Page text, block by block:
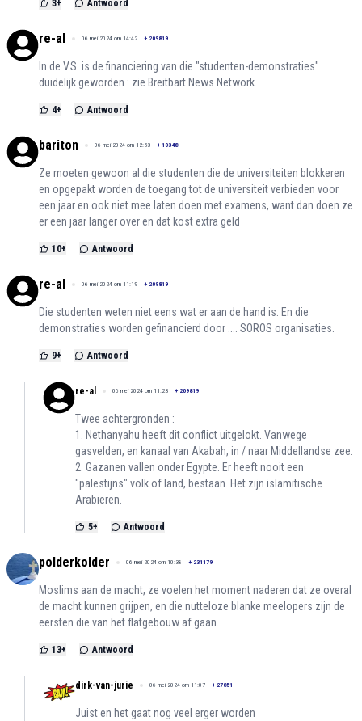
3+ Antwoord
re-al 06 mei 2024 om 14:42 + 209819
In de V.S. is de financiering van die "studenten-demonstraties"
duidelijk geworden : zie Breitbart News Network.
4+ Antwoord
bariton 06 mei 2024 om 12:53 + 10348
Ze moeten gewoon al die studenten die de universiteiten blokkeren
en opgepakt worden de toegang tot de universiteit verbieden voor
een jaar en ook niet mee laten doen met examens, want dan doen ze
er een jaar langer over en dat kost extra geld
10+ Antwoord
re-al 06 mei 2024 om 11:19 + 209819
Die studenten weten niet eens wat er aan de hand is. En die
demonstraties worden gefinancierd door .... SOROS organisaties.
9+ Antwoord
re-al 06 mei 2024 om 11:23 + 209819
Twee achtergronden :
1. Nethanyahu heeft dit conflict uitgelokt. Vanwege
gasvelden, en kanaal van Akabah, in / naar Middellandse zee.
2. Gazanen vallen onder Egypte. Er heeft nooit een
"palestijns" volk of land, bestaan. Het zijn islamitische
Arabieren.
5+ Antwoord
polderkolder 06 mei 2024 om 10:38 + 231179
Moslims aan de macht, ze voelen het moment naderen dat ze overal
de macht kunnen grijpen, en die nutteloze blanke meelopers zijn de
eersten die van het flatgebouw af gaan.
13+ Antwoord
dirk-van-jurie 06 mei 2024 om 11:07 + 27851
Juist en het gaat nog veel erger worden